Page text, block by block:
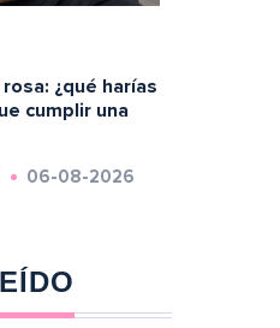
¿qué harías
cumplir una
06-08-2026